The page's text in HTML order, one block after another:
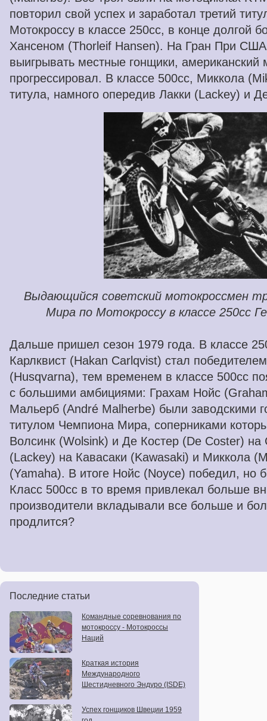
повторил свой успех и заработал третий
Мотокроссу в классе 250cc, в конце долгой
Хансеном (Thorleif Hansen). На Гран При
выигрывать местные гонщики, американский
прогрессировал. В классе 500cc, Миккола
титула, намного опередив Лакки (Lackey) и
Выдающийся советский мотокроссмен
Мира по Мотокроссу в классе 250сс
Дальше пришел сезон 1979 года. В классе
Карлквист (Hakan Carlqvist) стал
(Husqvarna), тем временем в классе 500cc
с большими амбициями: Грахам Нойс
Мальерб (André Malherbe) были заводскими
титулом Чемпиона Мира, соперниками
Волсинк (Wolsink) и Де Костер (De Coster) на
(Lackey) на Кавасаки (Kawasaki) и Миккола
(Yamaha). В итоге Нойс (Noyce) победил, но
Класс 500cc в то время привлекал больше
производители вкладывали все больше и
продлится?
Последние статьи
Командные соревнования по
мотокроссу - Мотокроссы
Наций
Краткая история
Международного
Шестидневного Эндуро (ISDE)
Успех гонщиков Швеции 1959